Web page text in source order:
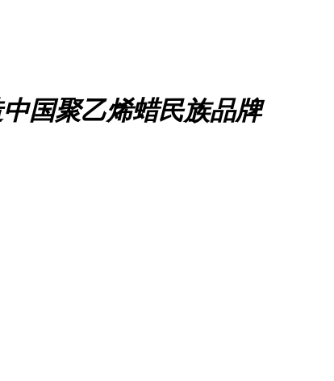
国聚乙烯蜡民族品牌